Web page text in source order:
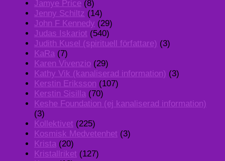
Jamye Price (8)
Jenny Schiltz (14)
John F Kennedy (29)
Judas Iskariot (540)
Judith Kusel (spirituell författare) (3)
KaRa (7)
Karen Vivenzio (29)
Kathy Vik (kanaliserad information) (3)
Kerstin Eriksson (107)
Kerstin Sisilla (70)
Keshe Foundation (ej kanaliserad information)
(3)
Kollektivet (225)
Kosmisk Medvetenhet (3)
Krista (20)
Kristallriket (127)